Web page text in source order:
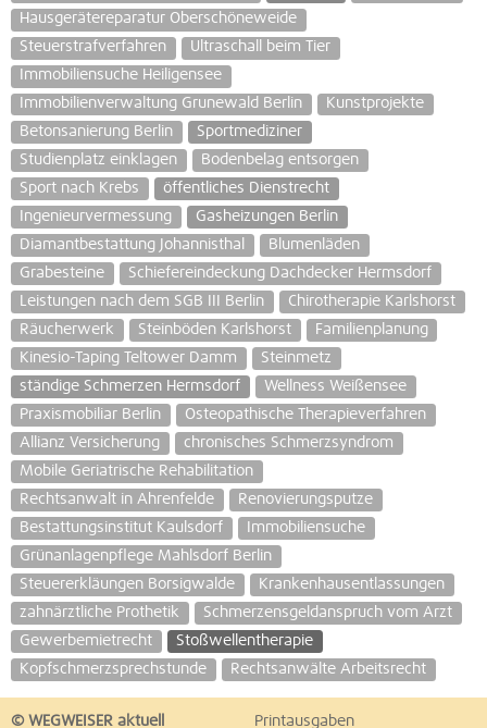
Hausgerätereparatur Oberschöneweide
Steuerstrafverfahren
Ultraschall beim Tier
Immobiliensuche Heiligensee
Immobilienverwaltung Grunewald Berlin
Kunstprojekte
Betonsanierung Berlin
Sportmediziner
Studienplatz einklagen
Bodenbelag entsorgen
Sport nach Krebs
öffentliches Dienstrecht
Ingenieurvermessung
Gasheizungen Berlin
Diamantbestattung Johannisthal
Blumenläden
Grabesteine
Schiefereindeckung Dachdecker Hermsdorf
Leistungen nach dem SGB III Berlin
Chirotherapie Karlshorst
Räucherwerk
Steinböden Karlshorst
Familienplanung
Kinesio-Taping Teltower Damm
Steinmetz
ständige Schmerzen Hermsdorf
Wellness Weißensee
Praxismobiliar Berlin
Osteopathische Therapieverfahren
Allianz Versicherung
chronisches Schmerzsyndrom
Mobile Geriatrische Rehabilitation
Rechtsanwalt in Ahrenfelde
Renovierungsputze
Bestattungsinstitut Kaulsdorf
Immobiliensuche
Grünanlagenpflege Mahlsdorf Berlin
Steuererkläungen Borsigwalde
Krankenhausentlassungen
zahnärztliche Prothetik
Schmerzensgeldanspruch vom Arzt
Gewerbemietrecht
Stoßwellentherapie
Kopfschmerzsprechstunde
Rechtsanwälte Arbeitsrecht
© WEGWEISER aktuell Printausgaben